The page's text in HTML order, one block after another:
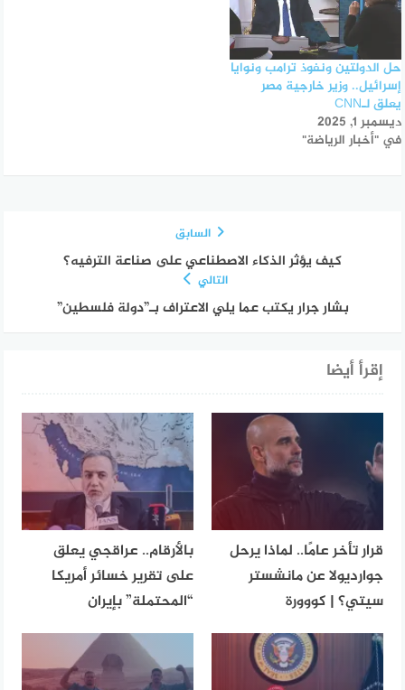
حل الدولتين ونفوذ ترامب ونوايا
إسرائيل.. وزير خارجية مصر
يعلق لـCNN
ديسمبر 1, 2025
في "أخبار الرياضة"
السابق
كيف يؤثر الذكاء الاصطناعي على صناعة الترفيه؟
التالي
بشار جرار يكتب عما يلي الاعتراف بـ”دولة فلسطين”
إقرأ أيضا
قرار تأخر عامًا.. لماذا يرحل
جوارديولا عن مانشستر
سيتي؟ | كووورة
بالأرقام.. عراقجي يعلق
على تقرير خسائر أمريكا
“المحتملة” بإيران